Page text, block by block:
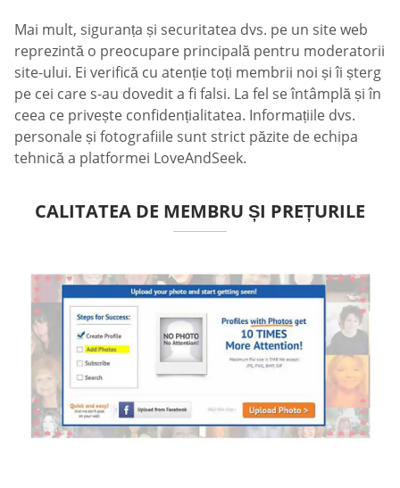
Mai mult, siguranța și securitatea dvs. pe un site web
reprezintă o preocupare principală pentru moderatorii
site-ului. Ei verifică cu atenție toți membrii noi și îi șterg
pe cei care s-au dovedit a fi falsi. La fel se întâmplă și în
ceea ce privește confidențialitatea. Informațiile dvs.
personale și fotografiile sunt strict păzite de echipa
tehnică a platformei LoveAndSeek.
CALITATEA DE MEMBRU ȘI PREȚURILE